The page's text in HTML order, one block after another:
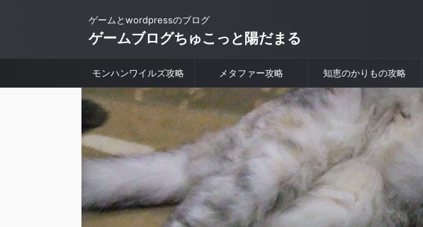
ゲームとwordpressのブログ
ゲームブログちゅこっと陽だまる
モンハンワイルズ攻略 メタファー攻略 知恵のかりもの攻略